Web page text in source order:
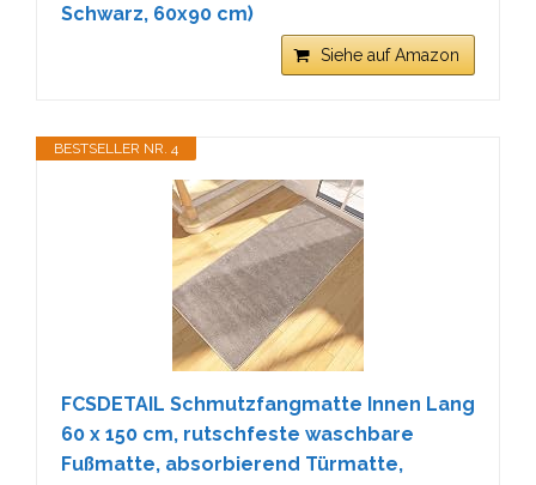
Schwarz, 60x90 cm)
Siehe auf Amazon
BESTSELLER NR. 4
FCSDETAIL Schmutzfangmatte Innen Lang
60 x 150 cm, rutschfeste waschbare
Fußmatte, absorbierend Türmatte,